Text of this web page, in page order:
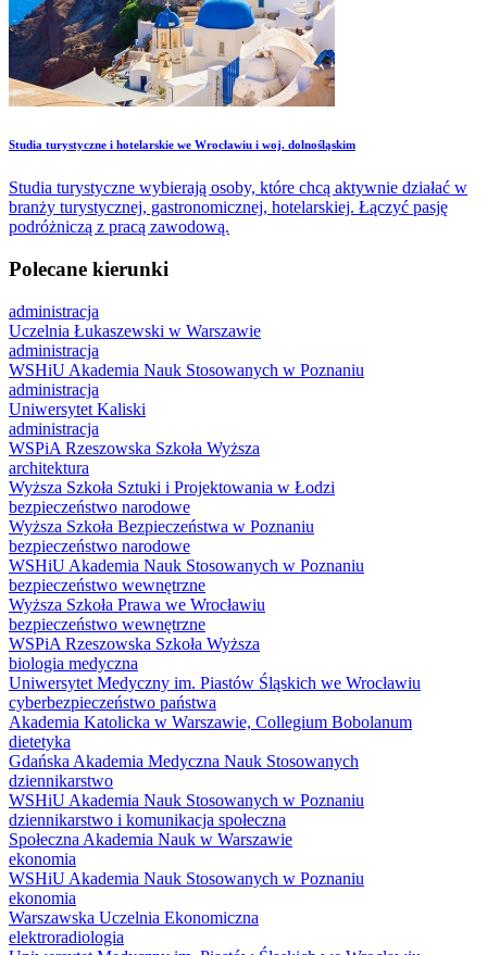
Studia turystyczne i hotelarskie we Wrocławiu i woj. dolnośląskim
Studia turystyczne wybierają osoby, które chcą aktywnie działać w
branży turystycznej, gastronomicznej, hotelarskiej. Łączyć pasję
podróżniczą z pracą zawodową.
Polecane kierunki
administracja
Uczelnia Łukaszewski w Warszawie
administracja
WSHiU Akademia Nauk Stosowanych w Poznaniu
administracja
Uniwersytet Kaliski
administracja
WSPiA Rzeszowska Szkoła Wyższa
architektura
Wyższa Szkoła Sztuki i Projektowania w Łodzi
bezpieczeństwo narodowe
Wyższa Szkoła Bezpieczeństwa w Poznaniu
bezpieczeństwo narodowe
WSHiU Akademia Nauk Stosowanych w Poznaniu
bezpieczeństwo wewnętrzne
Wyższa Szkoła Prawa we Wrocławiu
bezpieczeństwo wewnętrzne
WSPiA Rzeszowska Szkoła Wyższa
biologia medyczna
Uniwersytet Medyczny im. Piastów Śląskich we Wrocławiu
cyberbezpieczeństwo państwa
Akademia Katolicka w Warszawie, Collegium Bobolanum
dietetyka
Gdańska Akademia Medyczna Nauk Stosowanych
dziennikarstwo
WSHiU Akademia Nauk Stosowanych w Poznaniu
dziennikarstwo i komunikacja społeczna
Społeczna Akademia Nauk w Warszawie
ekonomia
WSHiU Akademia Nauk Stosowanych w Poznaniu
ekonomia
Warszawska Uczelnia Ekonomiczna
elektroradiologia